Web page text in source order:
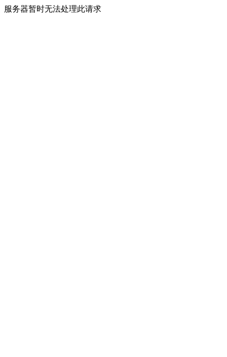
服务器暂时无法处理此请求